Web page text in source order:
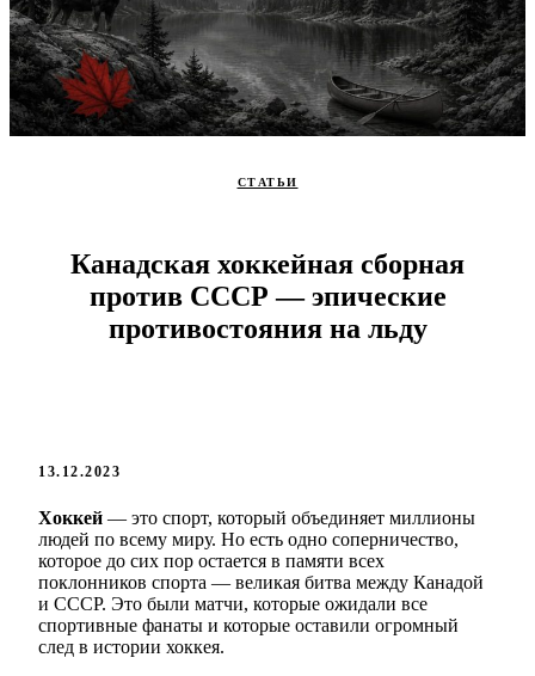
СТАТЬИ
Канадская хоккейная сборная
против СССР — эпические
противостояния на льду
13.12.2023
Хоккей — это спорт, который объединяет миллионы
людей по всему миру. Но есть одно соперничество,
которое до сих пор остается в памяти всех
поклонников спорта — великая битва между Канадой
и СССР. Это были матчи, которые ожидали все
спортивные фанаты и которые оставили огромный
след в истории хоккея.